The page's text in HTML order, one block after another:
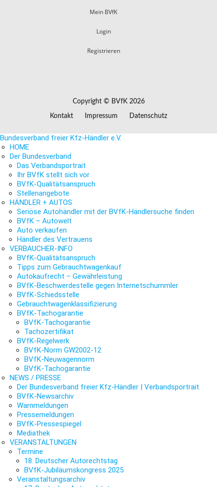
Mein BVfK
Login
Registrieren
Copyright © BVfK 2026
Kontakt Impressum Datenschutz
Bundesverband freier Kfz-Händler e.V.
HOME
Der Bundesverband
Das Verbandsportrait
Ihr BVfK stellt sich vor
BVfK-Qualitätsanspruch
Stellenangebote
HÄNDLER + AUTOS
Seriöse Autohändler mit der BVfK-Händlersuche finden
BVfK – Autowelt
Auto verkaufen
Händler des Vertrauens
VERBAUCHER-INFO
BVfK-Qualitätsanspruch
Tipps zum Gebrauchtwagenkauf
Autokaufrecht – Gewährleistung
BVfK-Beschwerdestelle gegen Internetschummler
BVfK-Schiedsstelle
Gebrauchtwagenklassifizierung
BVfK-Tachogarantie
BVfK-Tachogarantie
Tachozertifikat
BVfK-Regelwerk
BVfK-Norm GW2002-12
BVfK-Neuwagennorm
BVfK-Tachogarantie
NEWS / PRESSE
Der Bundesverband freier Kfz-Händler | Verbandsportrait
BVfK-Newsarchiv
Warnmeldungen
Pressemeldungen
BVfK-Pressespiegel
Mediathek
VERANSTALTUNGEN
Termine
18. Deutscher Autorechtstag
BVfK-Jubiläumskongress 2025
Veranstaltungsarchiv